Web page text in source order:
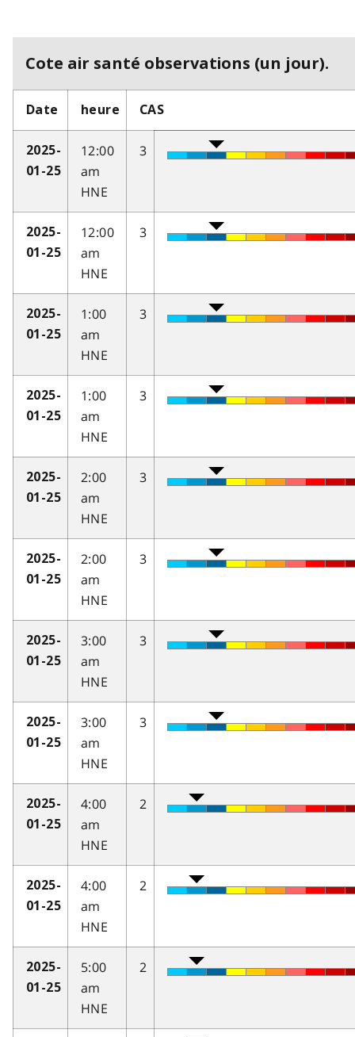
Cote air santé observations (un jour).
Date heure CAS
2025-
01-25
12:00
am
HNE
3
2025-
01-25
12:00
am
HNE
3
2025-
01-25
1:00
am
HNE
3
2025-
01-25
1:00
am
HNE
3
2025-
01-25
2:00
am
HNE
3
2025-
01-25
2:00
am
HNE
3
2025-
01-25
3:00
am
HNE
3
2025-
01-25
3:00
am
HNE
3
2025-
01-25
4:00
am
HNE
2
2025-
01-25
4:00
am
HNE
2
2025-
01-25
5:00
am
HNE
2